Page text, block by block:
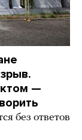
—
без ответов